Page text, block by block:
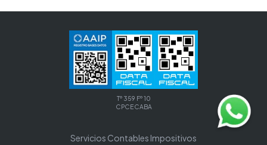
Tº 359 Fº 10
CPCECABA
Servicios Contables Impositivos